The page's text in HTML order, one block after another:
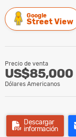
Google
Street View
Precio de venta
US$85,000
Dólares Americanos
Descargar
información